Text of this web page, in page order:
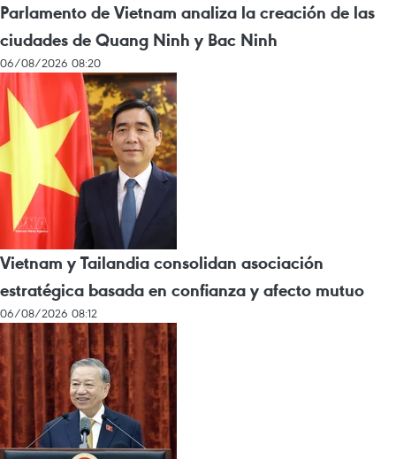
Parlamento de Vietnam analiza la creación de las
ciudades de Quang Ninh y Bac Ninh
06/08/2026 08:20
Vietnam y Tailandia consolidan asociación
estratégica basada en confianza y afecto mutuo
06/08/2026 08:12